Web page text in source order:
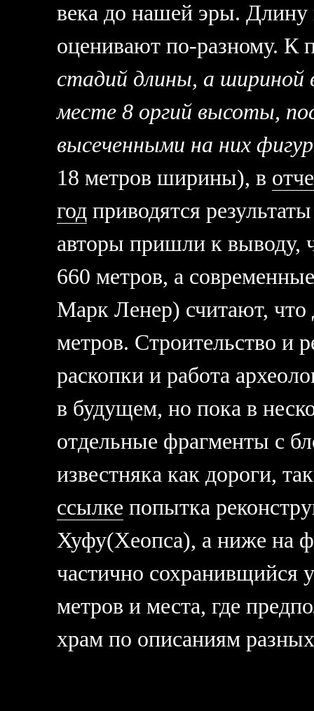
века до нашей эры. Длину
оценивают по-разному. К
стадий длины, а шириной
месте 8 оргий высоты,
высеченными на них
18 метров ширины), в
годприводятся
авторы пришли к выводу,
660 метров, а
Марк Ленер) считают, что
метров. Строительство и
раскопки и работа
в будущем, но пока в
отдельные фрагменты с
известняка как дороги,
ссылке попытка
Хуфу(Хеопса), а ниже на
частично сохранивщийся
метров и места, где
храм по описаниям